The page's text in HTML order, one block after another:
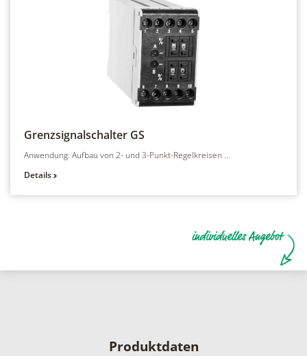
Grenzsignalschalter GS
Anwendung: Aufbau von 2- und 3-Punkt-Regelkreisen ...
Details
Produktdaten